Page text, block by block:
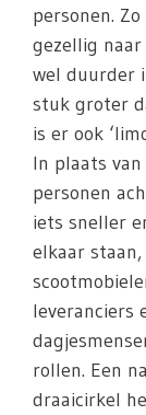
personen.
gezellig
wel duurder
stuk groter
is er ook
In plaats
personen
iets sneller
elkaar
leveranciers
rollen. Een
draaicirkel